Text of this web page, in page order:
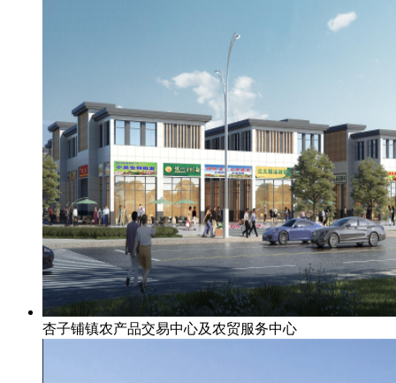
杏子铺镇农产品交易中心及农贸服务中心